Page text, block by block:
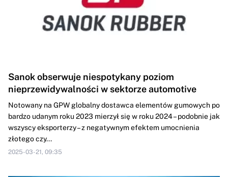
Sanok obserwuje niespotykany poziom
nieprzewidywalności w sektorze automotive
Notowany na GPW globalny dostawca elementów gumowych po
bardzo udanym roku 2023 mierzył się w roku 2024 – podobnie jak
wszyscy eksporterzy – z negatywnym efektem umocnienia
złotego czy...
2025-03-21, 09:35